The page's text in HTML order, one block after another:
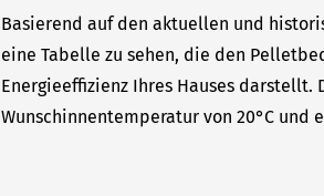
Basierend auf den aktuellen und
eine Tabelle zu sehen, die den
Energieeffizienz Ihres Hauses darstellt.
Wunschinnentemperatur von 20°C und